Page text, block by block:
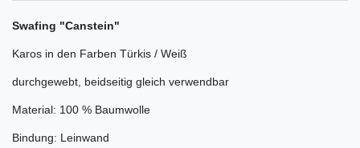
Swafing "Canstein"
Karos in den Farben Türkis / Weiß
durchgewebt, beidseitig gleich verwendbar
Material: 100 % Baumwolle
Bindung: Leinwand